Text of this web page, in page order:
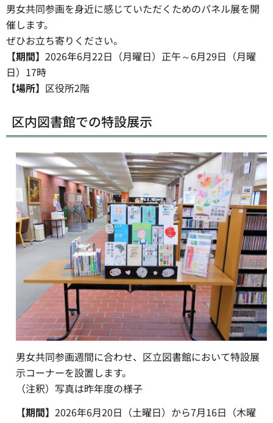
男女共同参画を身近に感じていただくためのパネル展を開
催します。
ぜひお立ち寄りください。
【期間】 2026年6月22日（月曜日）正午～6月29日（月曜
日）17時
【場所】 区役所2階
区内図書館での特設展示
男女共同参画週間に合わせ、区立図書館において特設展
示コーナーを設置します。
（注釈）写真は昨年度の様子
【期間】 2026年6月20日（土曜日）から7月16日（木曜